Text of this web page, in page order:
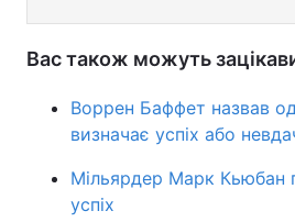
Вас також можуть
Воррен Баффет назвав
визначає успіх або
Мільярдер Марк Кьюбан
успіх